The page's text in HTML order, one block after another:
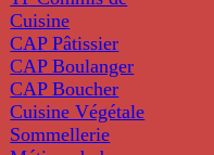
Cuisine
CAP Pâtissier
CAP Boulanger
CAP Boucher
Cuisine Végétale
Sommellerie